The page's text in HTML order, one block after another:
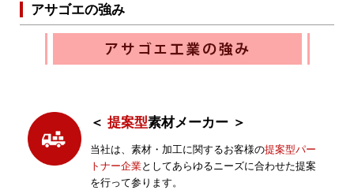
アサゴエの強み
＜提案型素材メーカー ＞
当社は、素材・加工に関するお客様の提案型パー
トナー企業としてあらゆるニーズに合わせた提案
を行って参ります。